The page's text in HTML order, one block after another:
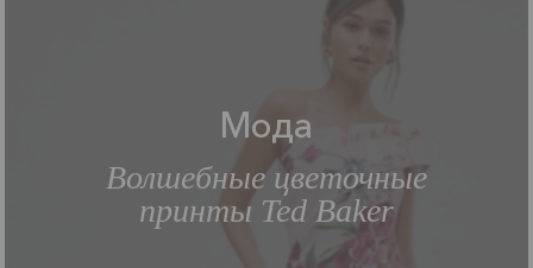
Мода
Волшебные цветочные
принты Ted Baker